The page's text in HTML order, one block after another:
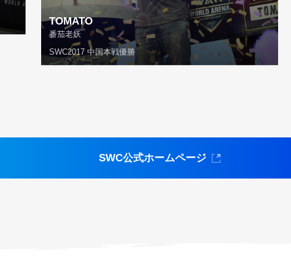
TOMATO
番茄老妖
SWC2017 中国本戦優勝
SWC公式ホームページ